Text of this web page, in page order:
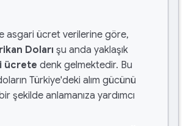
asgari ücret verilerine göre,
Doları şu anda yaklaşık
ücrete denk gelmektedir. Bu
Türkiye'deki alım gücünü
şekilde anlamanıza yardımcı